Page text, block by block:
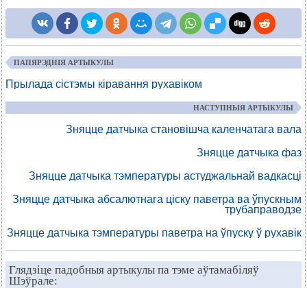
ПАПЯРЭДНІЯ АРТЫКУЛЫ
Прылада сістэмы кіравання рухавіком
НАСТУПНЫЯ АРТЫКУЛЫ
Зняцце датчыка становішча каленчатага вала
Зняцце датчыка фаз
Зняцце датчыка тэмпературы астуджальнай вадкасці
Зняцце датчыка абсалютнага ціску паветра ва ўпускным
трубаправодзе
Зняцце датчыка тэмпературы паветра на ўпуску ў рухавік
Глядзіце падобныя артыкулы па тэме аўтамабіляў
Шэўрале: